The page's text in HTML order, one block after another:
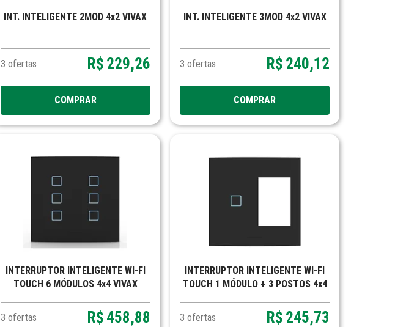
INT. INTELIGENTE 2MOD 4x2 VIVAX
3 ofertas R$ 229,26
COMPRAR
INT. INTELIGENTE 3MOD 4x2 VIVAX
3 ofertas R$ 240,12
COMPRAR
INTERRUPTOR INTELIGENTE WI-FI
TOUCH 6 MÓDULOS 4x4 VIVAX
3 ofertas R$ 458,88
INTERRUPTOR INTELIGENTE WI-FI
TOUCH 1 MÓDULO + 3 POSTOS 4x4
3 ofertas R$ 245,73